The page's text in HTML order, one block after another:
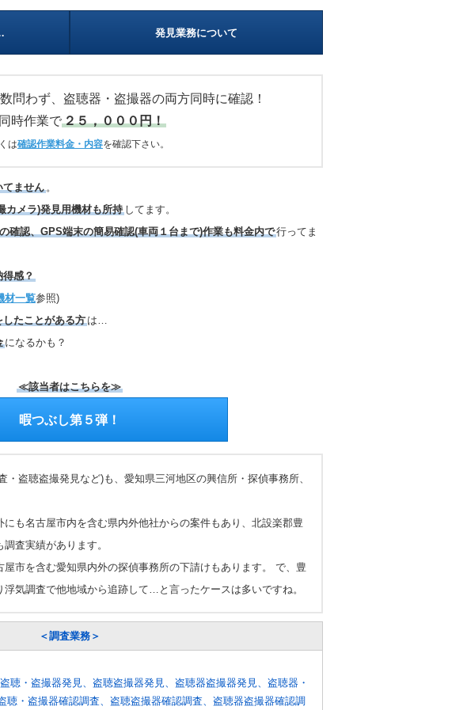
発見業務について
問わず、盗聴器・盗撮器の両方同時に確認！
時作業で２５，０００円！
は確認作業料金・内容を確認下さい。
てません 。
カメラ)発見用機材も所持 してます。
確認、GPS端末の簡易確認(車両１台まで)作業も料金内で行ってま
感？
材一覧参照)
たことがある方 は…
になるかも？
≪該当者はこちらを≫
暇つぶし第５弾！
盗聴盗撮発見など)も、愛知県三河地区の興信所・探偵事務所、
も名古屋市内を含む県内外他社からの案件もあり、北設楽郡豊
査実績があります。
屋市を含む愛知県内外の探偵事務所の下請けもあります。 で、豊
気調査で他地域から追跡して…と言ったケースは多いですね。
＜調査業務＞
盗聴・盗撮器発見、盗聴盗撮器発見、盗聴器盗撮器発見、盗聴器・
聴・盗撮器確認調査、盗聴盗撮器確認調査、盗聴器盗撮器確認調